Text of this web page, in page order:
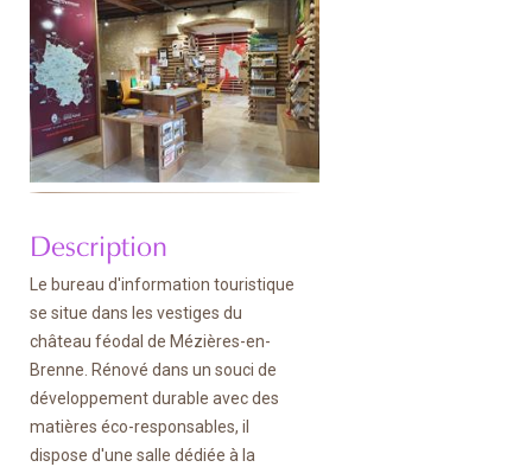
Description
Le bureau d'information touristique
se situe dans les vestiges du
château féodal de Mézières-en-
Brenne. Rénové dans un souci de
développement durable avec des
matières éco-responsables, il
dispose d'une salle dédiée à la